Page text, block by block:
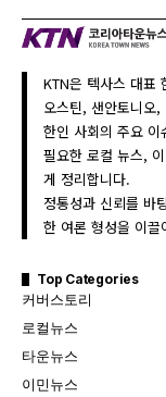
KTN은 텍사스 대표
오스틴, 샌안토니오
한인 사회의 주요
필요한 로컬 뉴스,
게 정리합니다.
정통성과 신뢰를 바
한 여론 형성을 이끌
Top Categories
커버스토리
로컬뉴스
타운뉴스
이민뉴스